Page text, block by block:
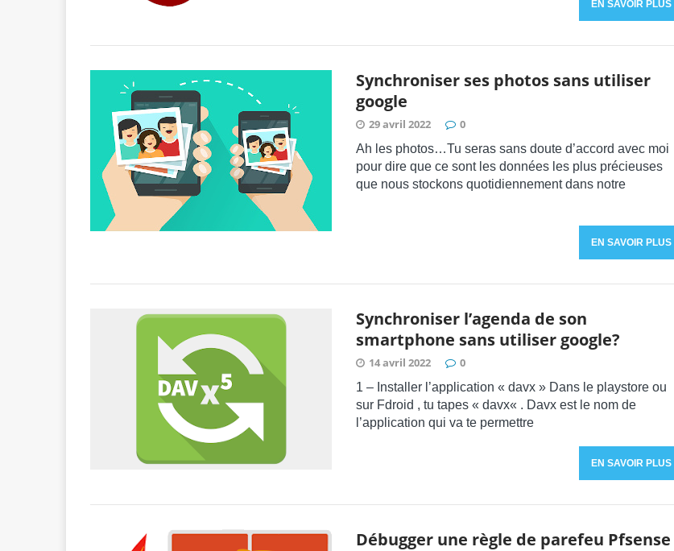
EN SAVOIR PLUS
Synchroniser ses photos sans utiliser
google
29 avril 2022 0
Ah les photos…Tu seras sans doute d’accord avec moi
pour dire que ce sont les données les plus précieuses
que nous stockons quotidiennement dans notre
EN SAVOIR PLUS
Synchroniser l’agenda de son
smartphone sans utiliser google?
14 avril 2022 0
1 – Installer l’application « davx » Dans le playstore ou
sur Fdroid , tu tapes « davx« . Davx est le nom de
l’application qui va te permettre
EN SAVOIR PLUS
Débugger une règle de parefeu Pfsense